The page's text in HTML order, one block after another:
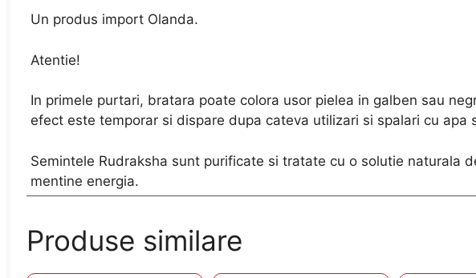
Un produs import Olanda.
Atentie!
In primele purtari, bratara poate colora usor pielea in galben sau
efect este temporar si dispare dupa cateva utilizari si spalari cu apa
Semintele Rudraksha sunt purificate si tratate cu o solutie naturala
mentine energia.
Produse similare